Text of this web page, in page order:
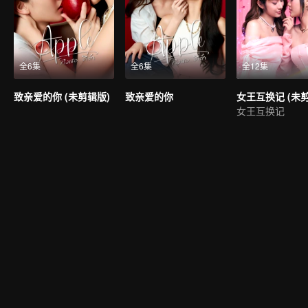
全6集
致亲爱的你 (未剪辑版)
全6集
致亲爱的你
全12集
女王互换记 (未
女王互换记